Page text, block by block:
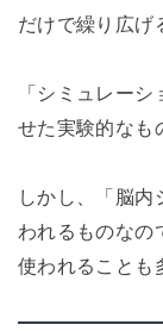
だけで繰り広げ
「シミュレー
せた実験的なも
しかし、「脳
われるものなの
使われることも